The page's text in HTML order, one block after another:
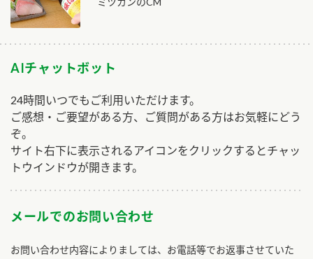
AIチャットボット
24時間いつでもご利用いただけます。
ご感想・ご要望がある方、ご質問がある方はお気軽にどう
ぞ。
サイト右下に表示されるアイコンをクリックするとチャッ
トウインドウが開きます。
メールでのお問い合わせ
お問い合わせ内容によりましては、お電話等でお返事させていた